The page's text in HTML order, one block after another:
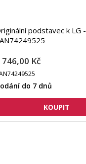
podstavec k LG -
746,00 Kč
do 7 dnů